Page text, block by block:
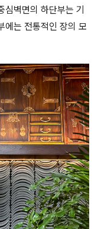
벽면의 하단부는 기
에는 전통적인 장의 모